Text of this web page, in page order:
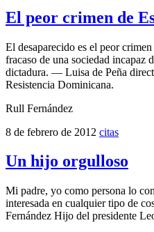
El peor crimen de
El desaparecido es el peor
fracaso de una sociedad incapaz
dictadura. — Luisa de Peña
Resistencia Dominicana.
Rull Fernández
8 de febrero de 2012 citas
Un hijo orgulloso
Mi padre, yo como persona lo
interesada en cualquier tipo de
Fernández Hijo del presidente